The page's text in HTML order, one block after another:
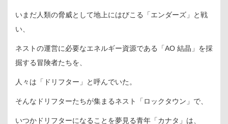
いまだ人類の脅威として地上にはびこる「エンダーズ」と戦
い、
ネストの運営に必要なエネルギー資源である「AO 結晶」を採
掘する冒険者たちを、
人々は「ドリフター」と呼んでいた。
そんなドリフターたちが集まるネスト「ロックタウン」で、
いつかドリフターになることを夢見る青年「カナタ」は、